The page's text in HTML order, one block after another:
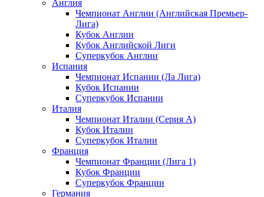
Англия
Чемпионат Англии (Английская Премьер-
Лига)
Кубок Англии
Кубок Английской Лиги
Суперкубок Англии
Испания
Чемпионат Испании (Ла Лига)
Кубок Испании
Суперкубок Испании
Италия
Чемпионат Италии (Серия А)
Кубок Италии
Суперкубок Италии
Франция
Чемпионат Франции (Лига 1)
Кубок Франции
Суперкубок Франции
Германия